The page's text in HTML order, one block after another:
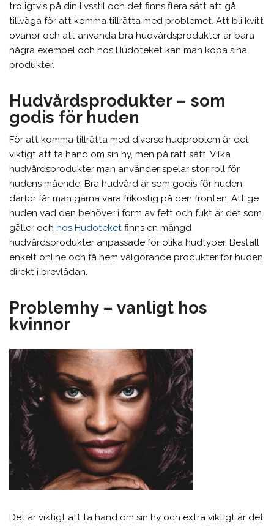
troligtvis på din livsstil och det finns flera sätt att gå
tillväga för att komma tillrätta med problemet. Att bli kvitt
ovanor och att använda bra hudvårdsprodukter är bara
några exempel och hos Hudoteket kan man köpa sina
produkter.
Hudvårdsprodukter – som
godis för huden
För att komma tillrätta med diverse hudproblem är det
viktigt att ta hand om sin hy, men på rätt sätt. Vilka
hudvårdsprodukter man använder spelar stor roll för
hudens mående. Bra hudvård är som godis för huden,
därför får man gärna vara frikostig på den fronten. Att ge
huden vad den behöver i form av fett och fukt är det som
gäller och hos Hudoteket finns en mängd
hudvårdsprodukter anpassade för olika hudtyper. Beställ
enkelt online och få hem välgörande produkter för huden
direkt i brevlådan.
Problemhy – vanligt hos
kvinnor
Det är viktigt att ta hand om sin hy och extra viktigt är det